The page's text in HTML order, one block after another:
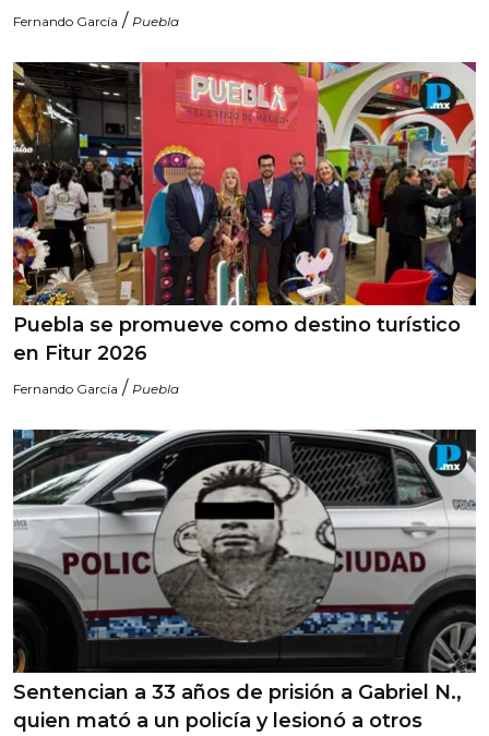
Fernando García / Puebla
Puebla se promueve como destino turístico
en Fitur 2026
Fernando García / Puebla
Sentencian a 33 años de prisión a Gabriel N.,
quien mató a un policía y lesionó a otros